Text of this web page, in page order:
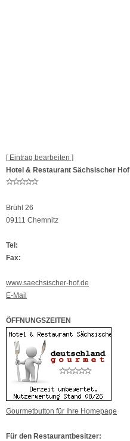
[ Eintrag bearbeiten ]
Hotel & Restaurant Sächsischer Hof
Brühl 26
09111 Chemnitz
Tel:
Fax:
www.saechsischer-hof.de
E-Mail
ÖFFNUNGSZEITEN
Gourmetbutton für Ihre Homepage
Für den Restaurantbesitzer: